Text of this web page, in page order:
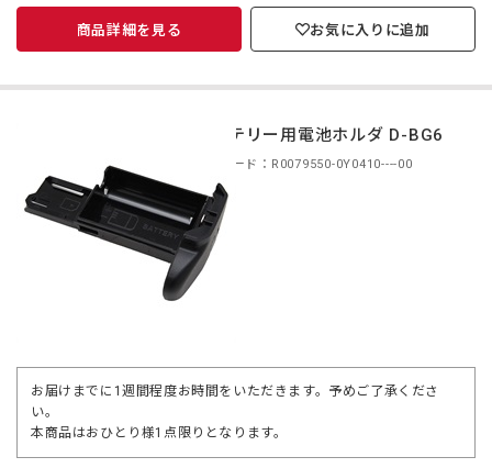
商品詳細を見る お気に入りに追加
バッテリー用電池ホルダ D-BG6
商品コード：R0079550-0Y0410----00
お届けまでに1週間程度お時間をいただきます。予めご了承くださ
い。
本商品はおひとり様1点限りとなります。